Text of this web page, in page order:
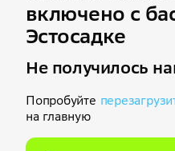
включено с
Эстосадке
Не получилось
Попробуйте
на главную